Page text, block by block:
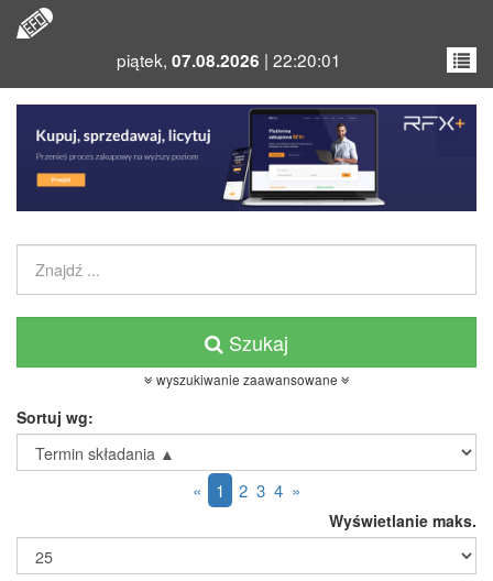
piątek, 07.08.2026 | 22:20:02
Szukaj
wyszukiwanie zaawansowane
Sortuj wg:
« 1 2 3 4 »
Wyświetlanie maks.